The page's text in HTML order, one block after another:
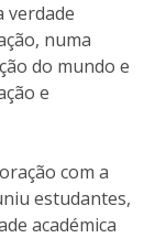
verdade
numa
do mundo e
e
com a
estudantes,
académica